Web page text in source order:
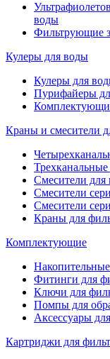
воды
Фильтрующие
Кулеры для воды
Кулеры для
Пурифайеры
Краны и смесители
Трехканальные
Смесители для
Смесители
Смесители
Краны для
Комплектующие
Фитинги для
Ключи для
Помпы для
Аксессуары
Картриджи для